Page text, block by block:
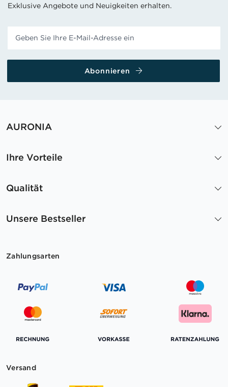
Exklusive Angebote und Neuigkeiten erhalten.
Abonnieren
AURONIA
Ihre Vorteile
Qualität
Unsere Bestseller
Zahlungsarten
Versand